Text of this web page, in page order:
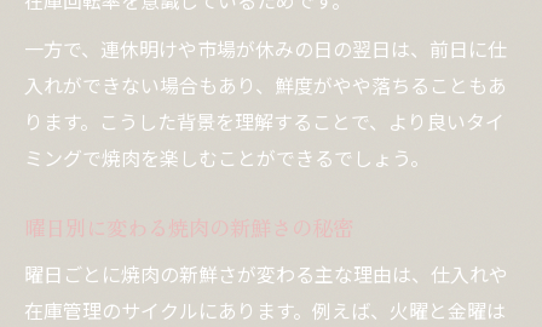
一方で、連休明けや市場が休みの日の翌日は、前日に仕
入れができない場合もあり、鮮度がやや落ちることもあ
ります。こうした背景を理解することで、より良いタイ
ミングで焼肉を楽しむことができるでしょう。
曜日別に変わる焼肉の新鮮さの秘密
曜日ごとに焼肉の新鮮さが変わる主な理由は、仕入れや
在庫管理のサイクルにあります。例えば、火曜と金曜は